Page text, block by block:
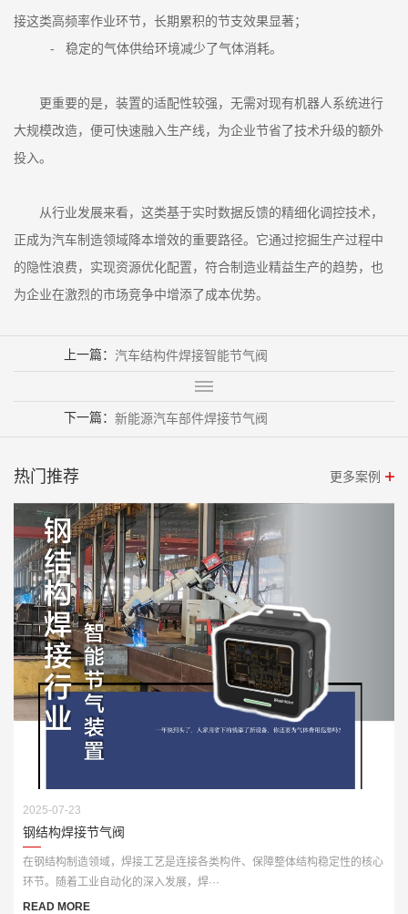
接这类高频率作业环节，长期累积的节支效果显著；
- 稳定的气体供给环境减少了气体消耗。
更重要的是，装置的适配性较强，无需对现有机器人系统进行
大规模改造，便可快速融入生产线，为企业节省了技术升级的额外
投入。
从行业发展来看，这类基于实时数据反馈的精细化调控技术，
正成为汽车制造领域降本增效的重要路径。它通过挖掘生产过程中
的隐性浪费，实现资源优化配置，符合制造业精益生产的趋势，也
为企业在激烈的市场竞争中增添了成本优势。
上一篇： 汽车结构件焊接智能节气阀
下一篇： 新能源汽车部件焊接节气阀
热门推荐 更多案例
2025-07-23
钢结构焊接节气阀
在钢结构制造领域，焊接工艺是连接各类构件、保障整体结构稳定性的核心
环节。随着工业自动化的深入发展，焊···
READ MORE